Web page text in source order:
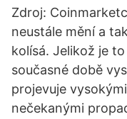
Zdroj:
neustále mění a
kolísá. Jelikož je
současné době
projevuje
nečekanými